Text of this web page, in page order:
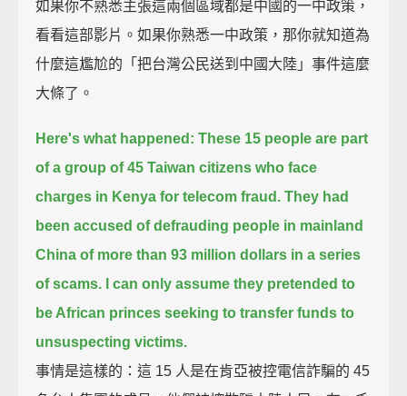
如果你不熟悉主張這兩個區域都是中國的一中政策，
看看這部影片。如果你熟悉一中政策，那你就知道為
什麼這尷尬的「把台灣公民送到中國大陸」事件這麼
大條了。
Here's what happened: These 15 people are part
of a group of 45 Taiwan citizens who face
charges in Kenya for telecom fraud. They had
been accused of defrauding people in mainland
China of more than 93 million dollars in a series
of scams.
I can only assume they pretended to
be African princes seeking to transfer funds to
unsuspecting victims.
事情是這樣的：這 15 人是在肯亞被控電信詐騙的 45